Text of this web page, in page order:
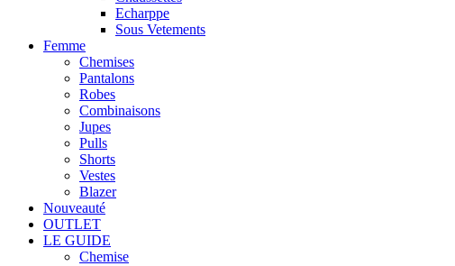
Echarppe
Sous Vetements
Femme
Chemises
Pantalons
Robes
Combinaisons
Jupes
Pulls
Shorts
Vestes
Blazer
Nouveauté
OUTLET
LE GUIDE
Chemise